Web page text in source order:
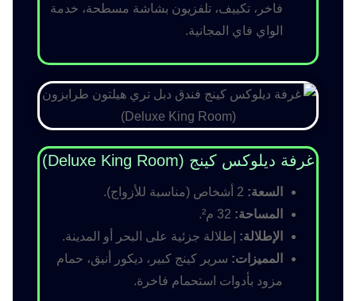
فاخر، تكييف، تلفزيون بشاشة مسطحة، خدمة
الواي فاي المجانية.
غرفة ديلوكس كينج (Deluxe King Room)
السعة:
المساحة:
الإطلالة: إطلالة جزئية على البحر أو المدينة.
المميزات: سرير كينج كبير، ديكور أنيق، حمام
مزود بأدوات استحمام فاخرة.